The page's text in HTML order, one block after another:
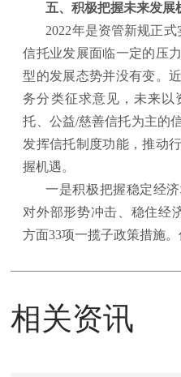
五、积极把握未来发展
2022年是资管新规正
信托业发展面临一定的压
型的发展态势并没有变。
务分类征求意见，未来以
托、公益/慈善信托为主的
发挥信托制度功能，推动
握机遇。
一是积极把握稳定经
对外部形势冲击、稳住经
方面33项一揽子政策措施
相关资讯